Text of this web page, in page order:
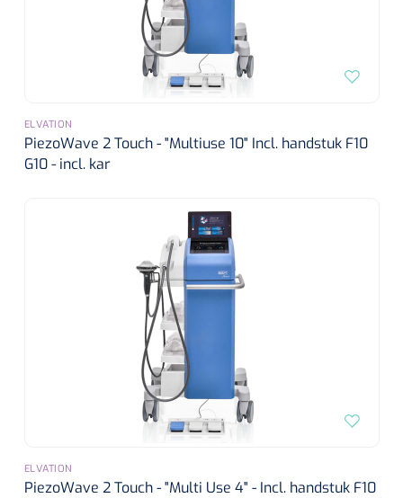
ELVATION
PiezoWave 2 Touch - "Multiuse 10" Incl. handstuk F10
G10 - incl. kar
ELVATION
PiezoWave 2 Touch - "Multi Use 4" - Incl. handstuk F10